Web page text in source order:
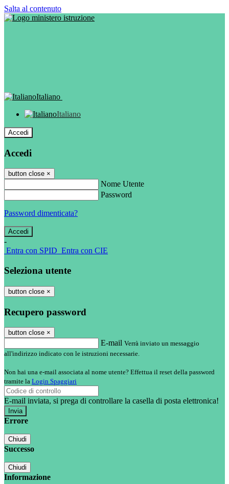
Salta al contenuto
Italiano
Italiano
Accedi
Accedi
button close ×
Nome Utente
Password
Password dimenticata?
-
Entra con SPID Entra con CIE
Seleziona utente
button close ×
Recupero password
button close ×
E-mail Verrà inviato un messaggio
all'indirizzo indicato con le istruzioni necessarie.
Non hai una e-mail associata al nome utente? Effettua il reset della password
tramite la Login Spaggiari
E-mail inviata, si prega di controllare la casella di posta elettronica!
Errore
Chiudi
Successo
Chiudi
Informazione